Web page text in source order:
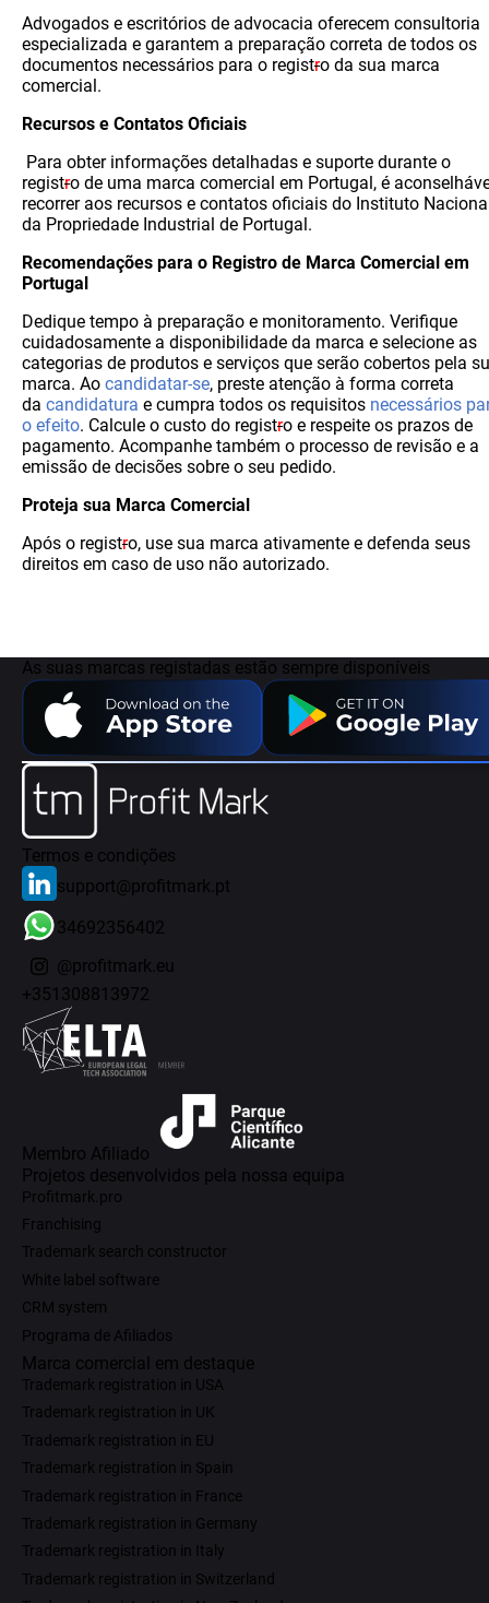
Advogados e escritórios de advocacia oferecem consultoria
especializada e garantem a preparação correta de todos os
documentos necessários para o registro da sua marca
comercial.
Recursos e Contatos Oficiais
Para obter informações detalhadas e suporte durante o
registro de uma marca comercial em Portugal, é
recorrer aos recursos e contatos oficiais do Instituto
da Propriedade Industrial de Portugal.
Recomendações para o Registro de Marca Comercial em
Portugal
Dedique tempo à preparação e monitoramento. Verifique
cuidadosamente a disponibilidade da marca e selecione as
categorias de produtos e serviços que serão cobertos pela
marca. Ao candidatar-se, preste atenção à forma correta
da candidatura e cumpra todos os requisitos necessários
o efeito. Calcule o custo do registro e respeite os prazos de
pagamento. Acompanhe também o processo de revisão e a
emissão de decisões sobre o seu pedido.
Proteja sua Marca Comercial
Após o registro, use sua marca ativamente e defenda seus
direitos em caso de uso não autorizado.
As suas marcas registadas estão sempre disponíveis
Termos e condições
support@profitmark.pt
34692356402
@profitmark.eu
+351308813972
Membro Afiliado
Projetos desenvolvidos pela nossa equipa
Profitmark.pro
Franchising
Trademark search constructor
White label software
CRM system
Programa de Afiliados
Marca comercial em destaque
Trademark registration in USA
Trademark registration in UK
Trademark registration in EU
Trademark registration in Spain
Trademark registration in France
Trademark registration in Germany
Trademark registration in Italy
Trademark registration in Switzerland